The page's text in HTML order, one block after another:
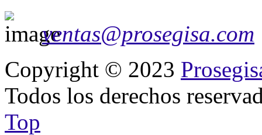
ventas@prosegisa.com
Copyright © 2023
Todos los derechos
Top